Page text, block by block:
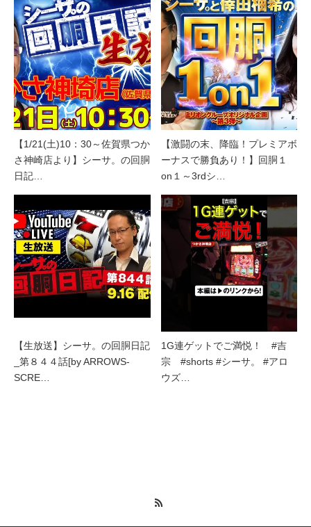
【1/21(土)10：30～佐賀県つか
さ神崎店より】シーサ。の回胴
日記…
【激闘の末、降臨！プレミアボ
ーナスで勝負あり！】回胴１
on１～3rdシ…
【生放送】シーサ。の回胴日記
_第８４４話[by ARROWS-
SCRE…
1G連ゲットでご満悦！ #吉
宗 #shorts #シーサ。 #アロ
ウズ…